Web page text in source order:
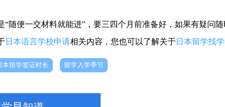
“随便一交材料就能进” ，要三四个月前准备好， 如果有疑问
日本语言学校申请相关内容，您也可以了解关于日本留学找
本留学签证时长 留学入学季节